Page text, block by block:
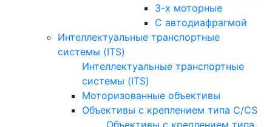
3-х моторные
С автодиафрагмой
Интеллектуальные транспортные
системы (ITS)
Интеллектуальные транспортные
системы (ITS)
Моторизованные объективы
Объективы с креплением типа C/CS
Объективы с креплением типа